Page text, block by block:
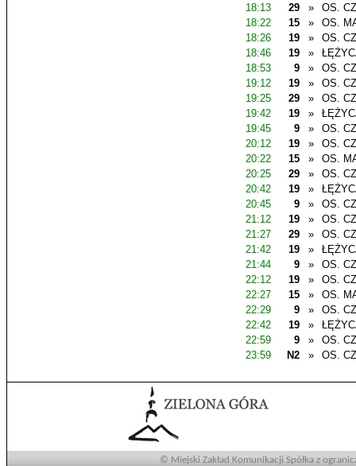
18:13
29 »
OS.
18:22
15 »
OS.
18:26
19 »
OS.
18:46
19 »
18:53
9 »
OS.
19:12
19 »
OS.
19:25
29 »
OS.
19:42
19 »
19:45
9 »
OS.
20:12
19 »
OS.
20:22
15 »
OS.
20:25
29 »
OS.
20:42
19 »
20:45
9 »
OS.
21:12
19 »
OS.
21:27
29 »
OS.
21:42
19 »
21:44
9 »
OS.
22:12
19 »
OS.
22:27
15 »
OS.
22:29
9 »
OS.
22:42
19 »
22:59
9 »
OS.
23:59
N2 » OS.
© Miejski Zakład Komunikacji Spółka z